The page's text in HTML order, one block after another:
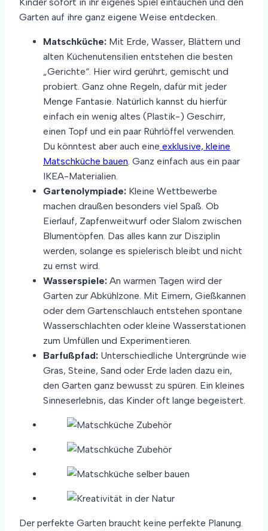
Garten auf ihre ganz eigene Weise entdecken.
Matschküche: Mit Erde, Wasser, Blättern und
alten Küchenutensilien entstehen die besten
„Gerichte“. Hier wird gerührt, gemischt und
probiert. Ganz ohne Regeln, dafür mit jeder
Menge Fantasie. Natürlich kannst du hierfür
einfach ein wenig altes (Plastik-) Geschirr,
einen Topf und ein paar Rührlöffel verwenden.
Du könntest aber auch eine exklusive, kleine
Matschküche bauen . Ganz einfach aus ein paar
IKEA-Materialien.
Gartenolympiade: Kleine Wettbewerbe
machen draußen besonders viel Spaß. Ob
Eierlauf, Zapfenweitwurf oder Slalom zwischen
Blumentöpfen. Das alles kann zur Disziplin
werden, solange es spielerisch bleibt und nicht
zu ernst wird.
Wasserspiele: An warmen Tagen wird der
Garten zur Abkühlzone. Mit Eimern, Gießkannen
oder dem Gartenschlauch entstehen spontane
Wasserschlachten oder kleine Wasserstationen
zum Umfüllen und Experimentieren.
Barfußpfad: Unterschiedliche Untergründe wie
Gras, Steine, Sand oder Erde laden dazu ein,
den Garten ganz bewusst zu spüren. Ein kleines
Sinneserlebnis, das Kinder oft lange begeistert.
Der perfekte Garten braucht keine perfekte Planung.